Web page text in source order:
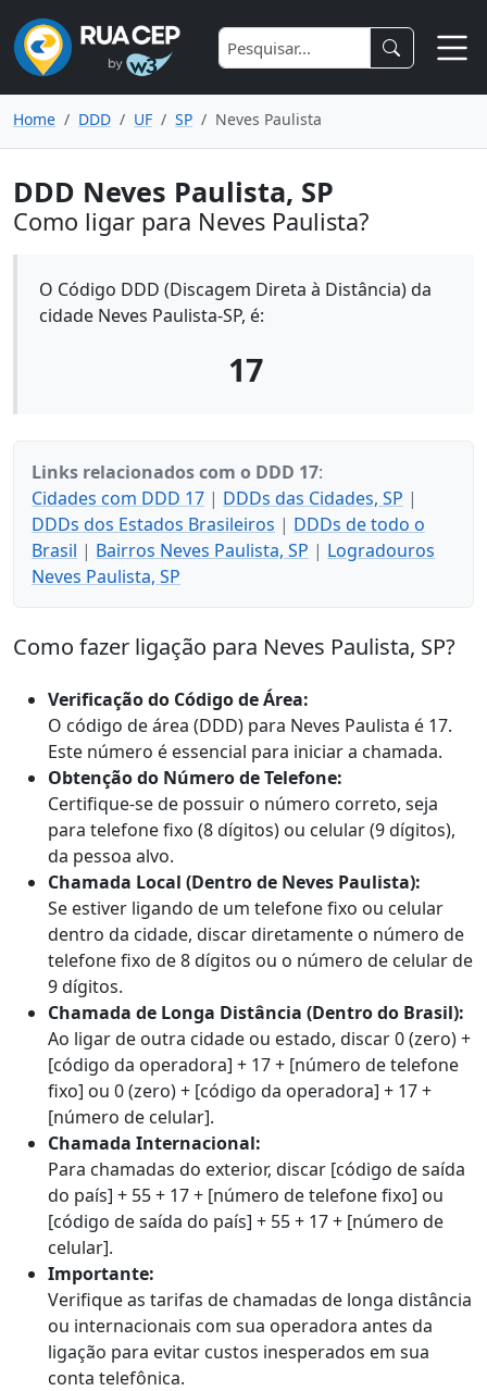
Home DDD UF SP Neves Paulista
DDD Neves Paulista, SP
Como ligar para Neves Paulista?
O Código DDD (Discagem Direta à Distância) da
cidade Neves Paulista-SP, é:
17
Links relacionados com o DDD 17:
Cidades com DDD 17 | DDDs das Cidades, SP |
DDDs dos Estados Brasileiros | DDDs de todo o
Brasil | Bairros Neves Paulista, SP | Logradouros
Neves Paulista, SP
Como fazer ligação para Neves Paulista, SP?
Verificação do Código de Área:
O código de área (DDD) para Neves Paulista é 17.
Este número é essencial para iniciar a chamada.
Obtenção do Número de Telefone:
Certifique-se de possuir o número correto, seja
para telefone fixo (8 dígitos) ou celular (9 dígitos),
da pessoa alvo.
Chamada Local (Dentro de Neves Paulista):
Se estiver ligando de um telefone fixo ou celular
dentro da cidade, discar diretamente o número de
telefone fixo de 8 dígitos ou o número de celular de
9 dígitos.
Chamada de Longa Distância (Dentro do Brasil):
Ao ligar de outra cidade ou estado, discar 0 (zero) +
[código da operadora] + 17 + [número de telefone
fixo] ou 0 (zero) + [código da operadora] + 17 +
[número de celular].
Chamada Internacional:
Para chamadas do exterior, discar [código de saída
do país] + 55 + 17 + [número de telefone fixo] ou
[código de saída do país] + 55 + 17 + [número de
celular].
Importante:
Verifique as tarifas de chamadas de longa distância
ou internacionais com sua operadora antes da
ligação para evitar custos inesperados em sua
conta telefônica.